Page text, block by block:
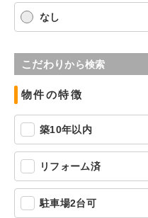
なし
こだわり から検索
物件の特徴
築10年以内
リフォーム済
駐車場2台可